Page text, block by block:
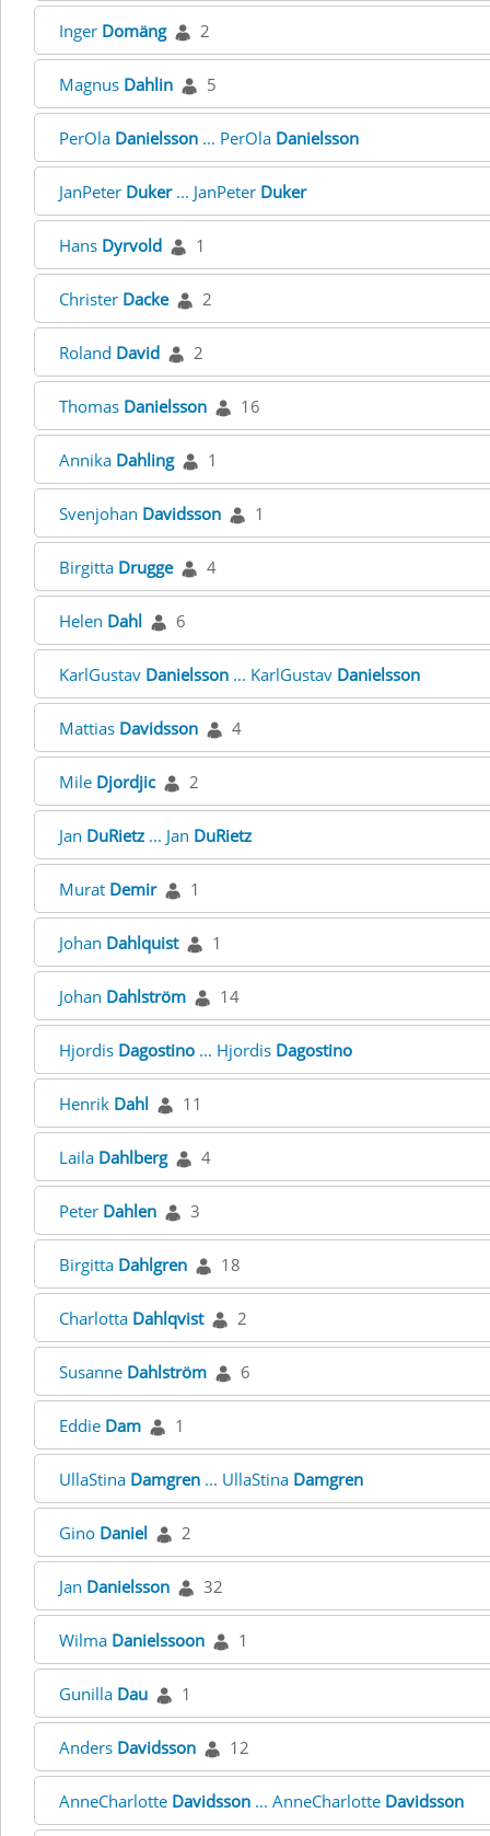
Inger Domäng 2
Magnus Dahlin 5
PerOla Danielsson ... PerOla Danielsson
JanPeter Duker... JanPeter Duker
Hans Dyrvold 1
Christer Dacke 2
Roland David 2
Thomas Danielsson 16
Annika Dahling 1
Svenjohan Davidsson 1
Birgitta Drugge 4
Helen Dahl 6
KarlGustav Danielsson ... KarlGustav Danielsson
Mattias Davidsson 4
Mile Djordjic 2
Jan DuRietz ... Jan DuRietz
Murat Demir 1
Johan Dahlquist 1
Johan Dahlström 14
Hjordis Dagostino ... Hjordis Dagostino
Henrik Dahl 11
Laila Dahlberg 4
Peter Dahlen 3
Birgitta Dahlgren 18
Charlotta Dahlqvist 2
Susanne Dahlström 6
Eddie Dam 1
UllaStina Damgren ... UllaStina Damgren
Gino Daniel 2
Jan Danielsson 32
Wilma Danielssoon 1
Gunilla Dau 1
Anders Davidsson 12
AnneCharlotte Davidsson ... AnneCharlotte Davidsson